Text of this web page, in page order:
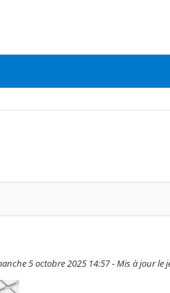
5 octobre 2025 14:57 - Mis à jour le